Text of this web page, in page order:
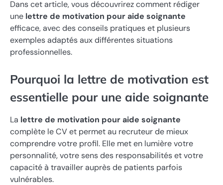
Dans cet article, vous découvrirez comment rédiger
une lettre de motivation pour aide soignante
efficace, avec des conseils pratiques et plusieurs
exemples adaptés aux différentes situations
professionnelles.
Pourquoi la lettre de motivation est
essentielle pour une aide soignante
La lettre de motivation pour aide soignante
complète le CV et permet au recruteur de mieux
comprendre votre profil. Elle met en lumière votre
personnalité, votre sens des responsabilités et votre
capacité à travailler auprès de patients parfois
vulnérables.